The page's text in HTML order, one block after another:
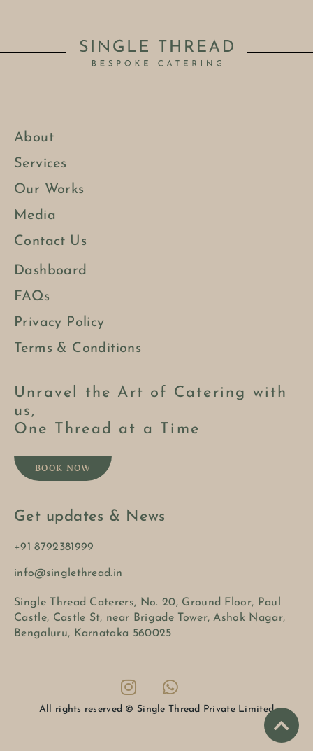
About
Services
Our Works
Media
Contact Us
Dashboard
FAQs
Privacy Policy
Terms & Conditions
Unravel the Art of Catering with
us,
One Thread at a Time
BOOK NOW
Get updates & News
+91 8792381999
info@singlethread.in
Single Thread Caterers, No. 20, Ground Floor, Paul
Castle, Castle St, near Brigade Tower, Ashok Nagar,
Bengaluru, Karnataka 560025
All rights reserved © Single Thread Private Limited